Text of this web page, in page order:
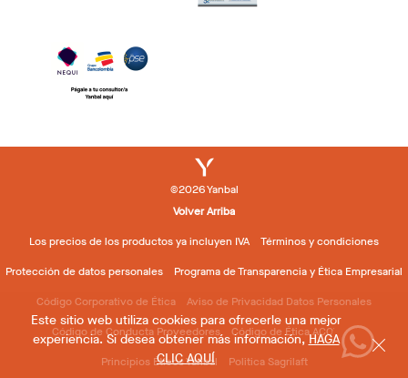
©2026 Yanbal
Volver Arriba
Los precios de los productos ya incluyen IVA Términos y condiciones
Protección de datos personales Programa de Transparencia y Ética Empresarial
Código Corporativo de Ética Aviso de Privacidad Datos Personales
Código de Conducta Proveedores Código de Ética ACOVEDI
Principios Éticos Yanbal Politica Sagrilaft
Este sitio web utiliza cookies para ofrecerle una mejor
experiencia. Si desea obtener más información,HAGA
CLIC AQUÍ